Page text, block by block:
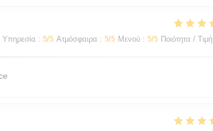
Υπηρεσία : 5/5 Ατμόσφαιρα : 5/5 Μενού : 5/5 Ποιότητα / Τιμή